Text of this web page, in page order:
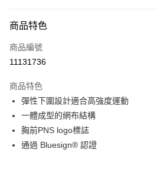
LINE Pay
Apple Pay
運送方式
全家店到店
每筆NT$80，滿NT$10,000(含以上)免運
商品特色
商品編號
11131736
商品特色
彈性下圍設計適合高強度運動
一體成型的網布結構
胸前PNS logo標誌
通過 Bluesign® 認證